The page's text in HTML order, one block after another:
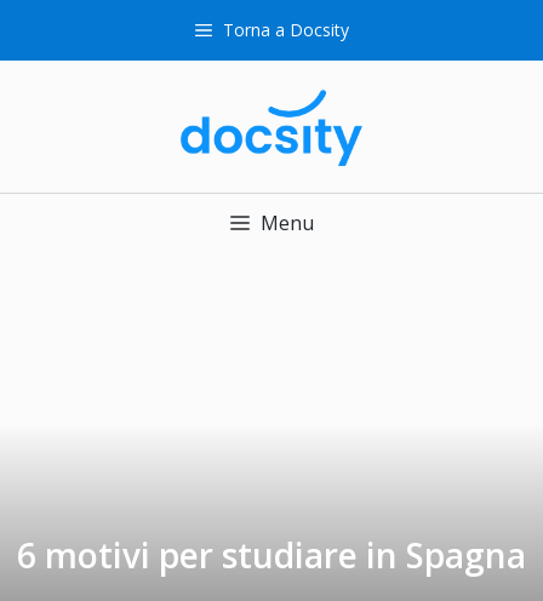
Torna a Docsity
Menu
6 motivi per studiare in Spagna